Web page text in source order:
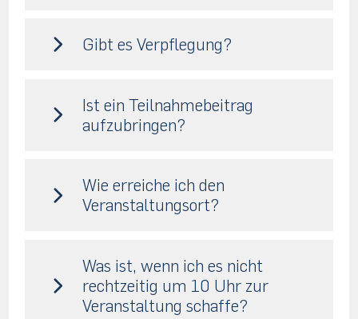
Gibt es Verpflegung?
Ist ein Teilnahmebeitrag
aufzubringen?
Wie erreiche ich den
Veranstaltungsort?
Was ist, wenn ich es nicht
rechtzeitig um 10 Uhr zur
Veranstaltung schaffe?